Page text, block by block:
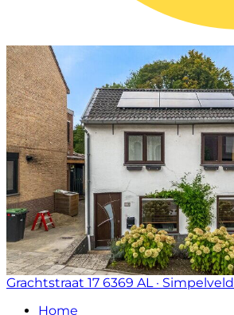
Grachtstraat 17 6369 AL · Simpelveld
Home